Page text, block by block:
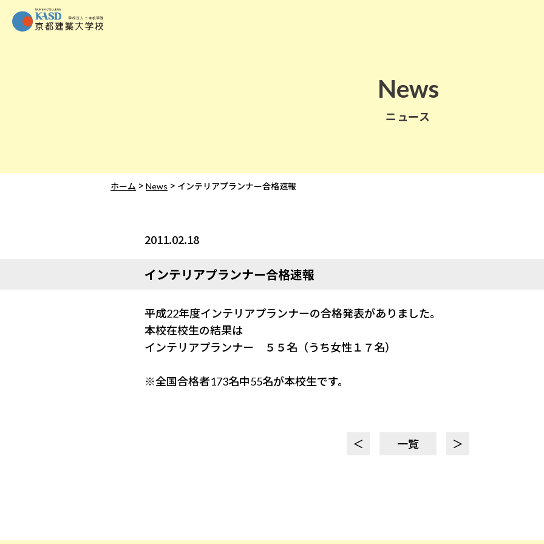
News
ニュース
ホーム > News > インテリアプランナー合格速報
2011.02.18
インテリアプランナー合格速報
平成22年度インテリアプランナーの合格発表がありました。
本校在校生の結果は
インテリアプランナー ５５名（うち女性１７名）
※全国合格者173名中55名が本校生です。
＜ 一覧 ＞